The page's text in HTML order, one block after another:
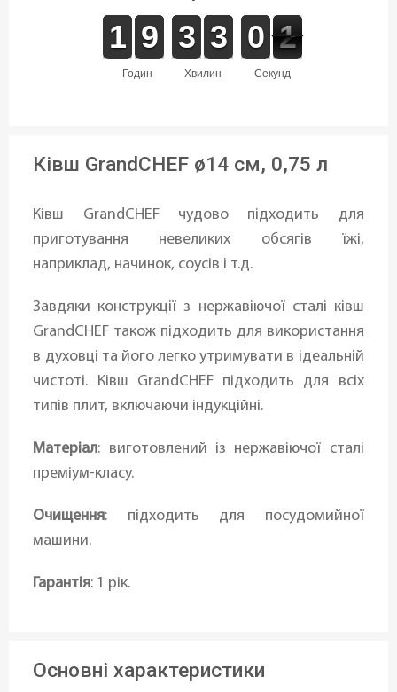
годин
1
1
1
1 8
8
9
9
хвилин
2
2
3
3 2
2
3
3
секунд
9
9
0
0 2
1
1
Ківш GrandCHEF ø14 см, 0,75 л
Ківш GrandCHEF чудово підходить для
приготування невеликих обсягів їжі,
наприклад, начинок, соусів і т.д.
Завдяки конструкції з нержавіючої сталі ківш
GrandCHEF також підходить для використання
в духовці та його легко утримувати в ідеальній
чистоті. Ківш GrandCHEF підходить для всіх
типів плит, включаючи індукційні.
Матеріал: виготовлений із нержавіючої сталі
преміум-класу.
Очищення: підходить для посудомийної
машини.
Гарантія: 1 рік.
Основні характеристики